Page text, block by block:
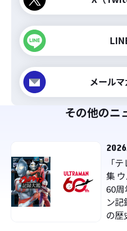
メール
その他のニ
「
集
60
ン
の歴